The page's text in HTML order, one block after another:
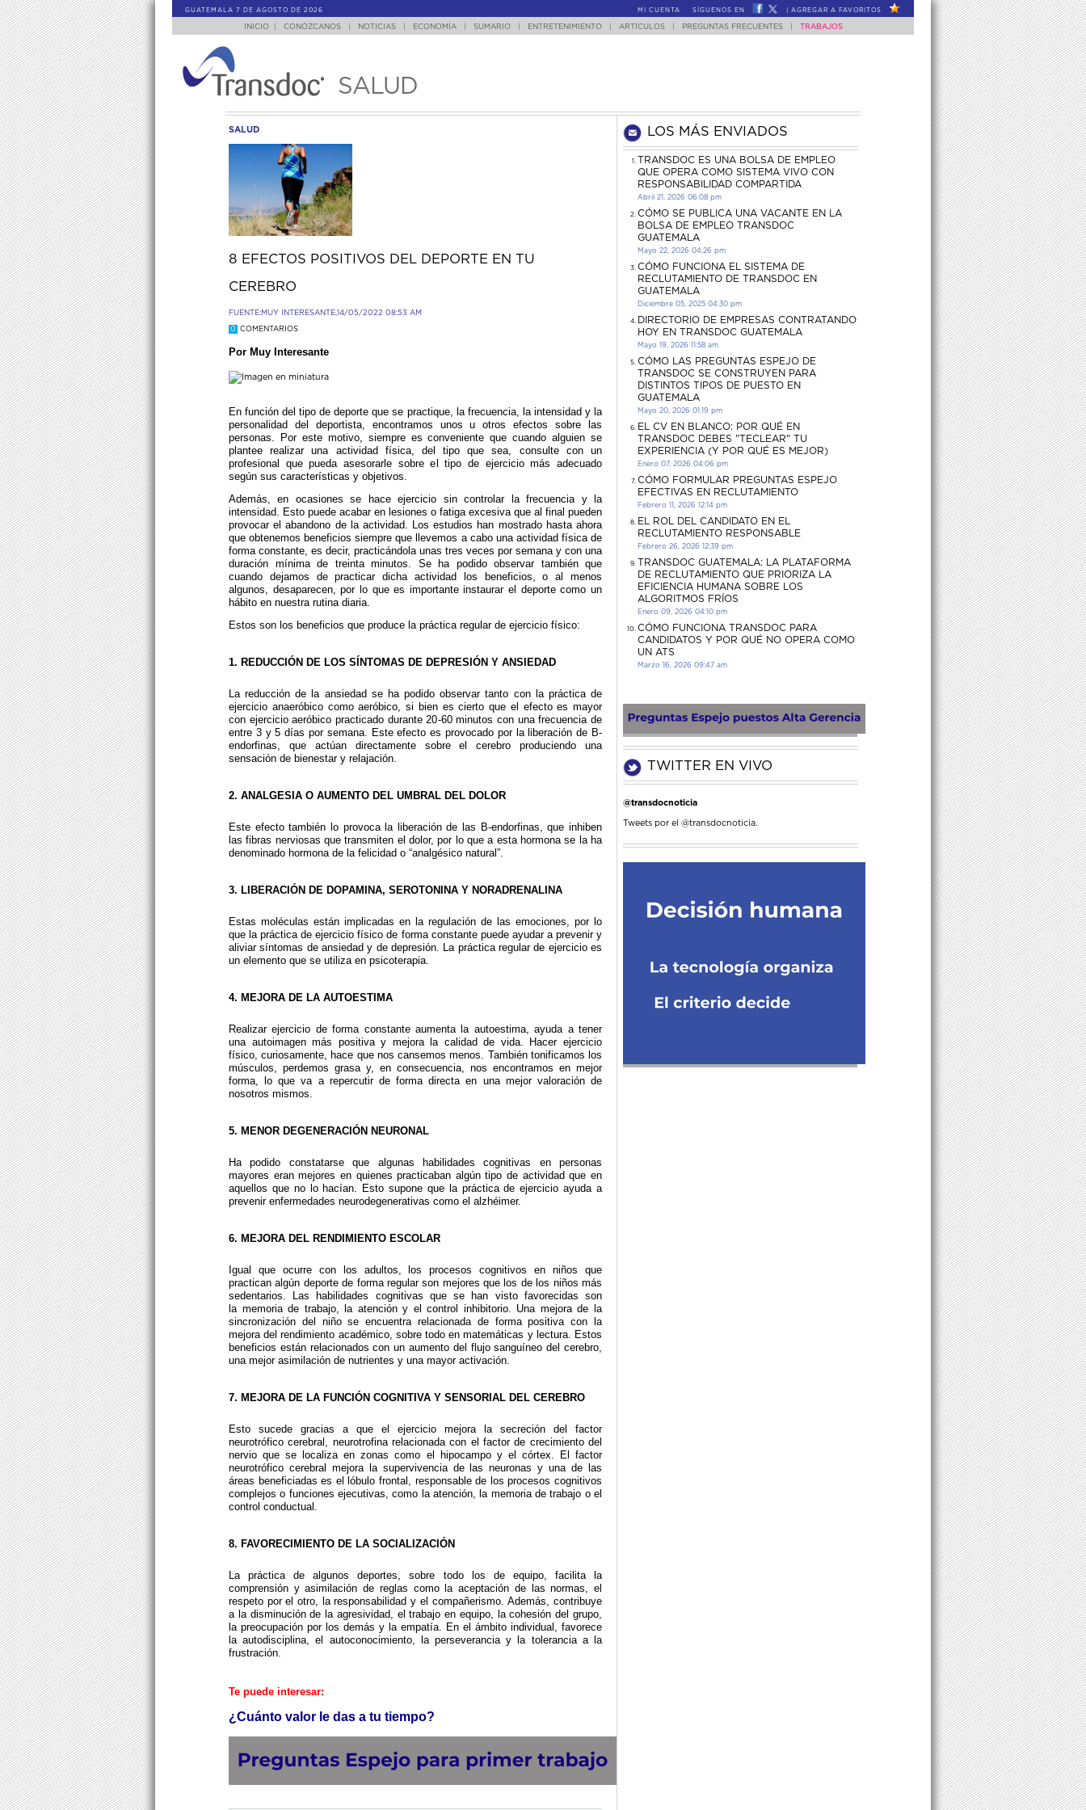
GUATEMALA 7 DE AGOSTO DE 2026 MI CUENTA SÍGUENOS EN AGREGAR A FAVORITOS
INICIO CONÓZCANOS NOTICIAS ECONOMÍA SUMARIO ENTRETENIMIENTO ARTÍCULOS PREGUNTAS FRECUENTES TRABAJOS
SALUD
SALUD
8 EFECTOS POSITIVOS DEL DEPORTE EN TU
CEREBRO
FUENTE:MUY INTERESANTE, 14/05/2022 08:53 AM
0 COMENTARIOS
Por Muy Interesante
En función del tipo de deporte que se practique, la frecuencia, la intensidad y la
personalidad del deportista, encontramos unos u otros efectos sobre las
personas. Por este motivo, siempre es conveniente que cuando alguien se
plantee realizar una actividad física, del tipo que sea, consulte con un
profesional que pueda asesorarle sobre el tipo de ejercicio más adecuado
según sus características y objetivos.
Además, en ocasiones se hace ejercicio sin controlar la frecuencia y la
intensidad. Esto puede acabar en lesiones o fatiga excesiva que al final pueden
provocar el abandono de la actividad. Los estudios han mostrado hasta ahora
que obtenemos beneficios siempre que llevemos a cabo una actividad física de
forma constante, es decir, practicándola unas tres veces por semana y con una
duración mínima de treinta minutos. Se ha podido observar también que
cuando dejamos de practicar dicha actividad los beneficios, o al menos
algunos, desaparecen, por lo que es importante instaurar el deporte como un
hábito en nuestra rutina diaria.
Estos son los beneficios que produce la práctica regular de ejercicio físico:
1. REDUCCIÓN DE LOS SÍNTOMAS DE DEPRESIÓN Y ANSIEDAD
La reducción de la ansiedad se ha podido observar tanto con la práctica de
ejercicio anaeróbico como aeróbico, si bien es cierto que el efecto es mayor
con ejercicio aeróbico practicado durante 20-60 minutos con una frecuencia de
entre 3 y 5 días por semana. Este efecto es provocado por la liberación de B-
endorfinas, que actúan directamente sobre el cerebro produciendo una
sensación de bienestar y relajación.
2. ANALGESIA O AUMENTO DEL UMBRAL DEL DOLOR
Este efecto también lo provoca la liberación de las B-endorfinas, que inhiben
las fibras nerviosas que transmiten el dolor, por lo que a esta hormona se la ha
denominado hormona de la felicidad o “analgésico natural”.
3. LIBERACIÓN DE DOPAMINA, SEROTONINA Y NORADRENALINA
Estas moléculas están implicadas en la regulación de las emociones, por lo
que la práctica de ejercicio físico de forma constante puede ayudar a prevenir y
aliviar síntomas de ansiedad y de depresión. La práctica regular de ejercicio es
un elemento que se utiliza en psicoterapia.
4. MEJORA DE LA AUTOESTIMA
Realizar ejercicio de forma constante aumenta la autoestima, ayuda a tener
una autoimagen más positiva y mejora la calidad de vida. Hacer ejercicio
físico, curiosamente, hace que nos cansemos menos. También tonificamos los
músculos, perdemos grasa y, en consecuencia, nos encontramos en mejor
forma, lo que va a repercutir de forma directa en una mejor valoración de
nosotros mismos.
5. MENOR DEGENERACIÓN NEURONAL
Ha podido constatarse que algunas habilidades cognitivas en personas
mayores eran mejores en quienes practicaban algún tipo de actividad que en
aquellos que no lo hacían. Esto supone que la práctica de ejercicio ayuda a
prevenir enfermedades neurodegenerativas como el alzhéimer.
6. MEJORA DEL RENDIMIENTO ESCOLAR
Igual que ocurre con los adultos, los procesos cognitivos en niños que
practican algún deporte de forma regular son mejores que los de los niños más
sedentarios. Las habilidades cognitivas que se han visto favorecidas son
la memoria de trabajo, la atención y el control inhibitorio. Una mejora de la
sincronización del niño se encuentra relacionada de forma positiva con la
mejora del rendimiento académico, sobre todo en matemáticas y lectura. Estos
beneficios están relacionados con un aumento del flujo sanguíneo del cerebro,
una mejor asimilación de nutrientes y una mayor activación.
7. MEJORA DE LA FUNCIÓN COGNITIVA Y SENSORIAL DEL CEREBRO
Esto sucede gracias a que el ejercicio mejora la secreción del factor
neurotrófico cerebral, neurotrofina relacionada con el factor de crecimiento del
nervio que se localiza en zonas como el hipocampo y el córtex. El factor
neurotrófico cerebral mejora la supervivencia de las neuronas y una de las
áreas beneficiadas es el lóbulo frontal, responsable de los procesos cognitivos
complejos o funciones ejecutivas, como la atención, la memoria de trabajo o el
control conductual.
8. FAVORECIMIENTO DE LA SOCIALIZACIÓN
La práctica de algunos deportes, sobre todo los de equipo, facilita la
comprensión y asimilación de reglas como la aceptación de las normas, el
respeto por el otro, la responsabilidad y el compañerismo. Además, contribuye
a la disminución de la agresividad, el trabajo en equipo, la cohesión del grupo,
la preocupación por los demás y la empatía. En el ámbito individual, favorece
la autodisciplina, el autoconocimiento, la perseverancia y la tolerancia a la
frustración.
Te puede interesar:
¿Cuánto valor le das a tu tiempo?
LOS MÁS ENVIADOS
TRANSDOC ES UNA BOLSA DE EMPLEO
QUE OPERA COMO SISTEMA VIVO CON
RESPONSABILIDAD COMPARTIDA
Abril 21, 2026 06:08 pm
CÓMO SE PUBLICA UNA VACANTE EN LA
BOLSA DE EMPLEO TRANSDOC
GUATEMALA
Mayo 22, 2026 04:26 pm
CÓMO FUNCIONA EL SISTEMA DE
RECLUTAMIENTO DE TRANSDOC EN
GUATEMALA
Diciembre 05, 2025 04:30 pm
DIRECTORIO DE EMPRESAS CONTRATANDO
HOY EN TRANSDOC GUATEMALA
Mayo 19, 2026 11:58 am
CÓMO LAS PREGUNTAS ESPEJO DE
TRANSDOC SE CONSTRUYEN PARA
DISTINTOS TIPOS DE PUESTO EN
GUATEMALA
Mayo 20, 2026 01:19 pm
EL CV EN BLANCO: POR QUÉ EN
TRANSDOC DEBES "TECLEAR" TU
EXPERIENCIA (Y POR QUÉ ES MEJOR)
Enero 07, 2026 04:06 pm
CÓMO FORMULAR PREGUNTAS ESPEJO
EFECTIVAS EN RECLUTAMIENTO
Febrero 11, 2026 12:14 pm
EL ROL DEL CANDIDATO EN EL
RECLUTAMIENTO RESPONSABLE
Febrero 26, 2026 12:39 pm
TRANSDOC GUATEMALA: LA PLATAFORMA
DE RECLUTAMIENTO QUE PRIORIZA LA
EFICIENCIA HUMANA SOBRE LOS
ALGORITMOS FRÍOS
Enero 09, 2026 04:10 pm
CÓMO FUNCIONA TRANSDOC PARA
CANDIDATOS Y POR QUÉ NO OPERA COMO
UN ATS
Marzo 16, 2026 09:47 am
TWITTER EN VIVO
@transdocnoticia
Tweets por el @transdocnoticia.